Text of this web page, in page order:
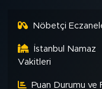
Nöbetçi
İstanbul Namaz
Vakitleri
Puan Durumu ve